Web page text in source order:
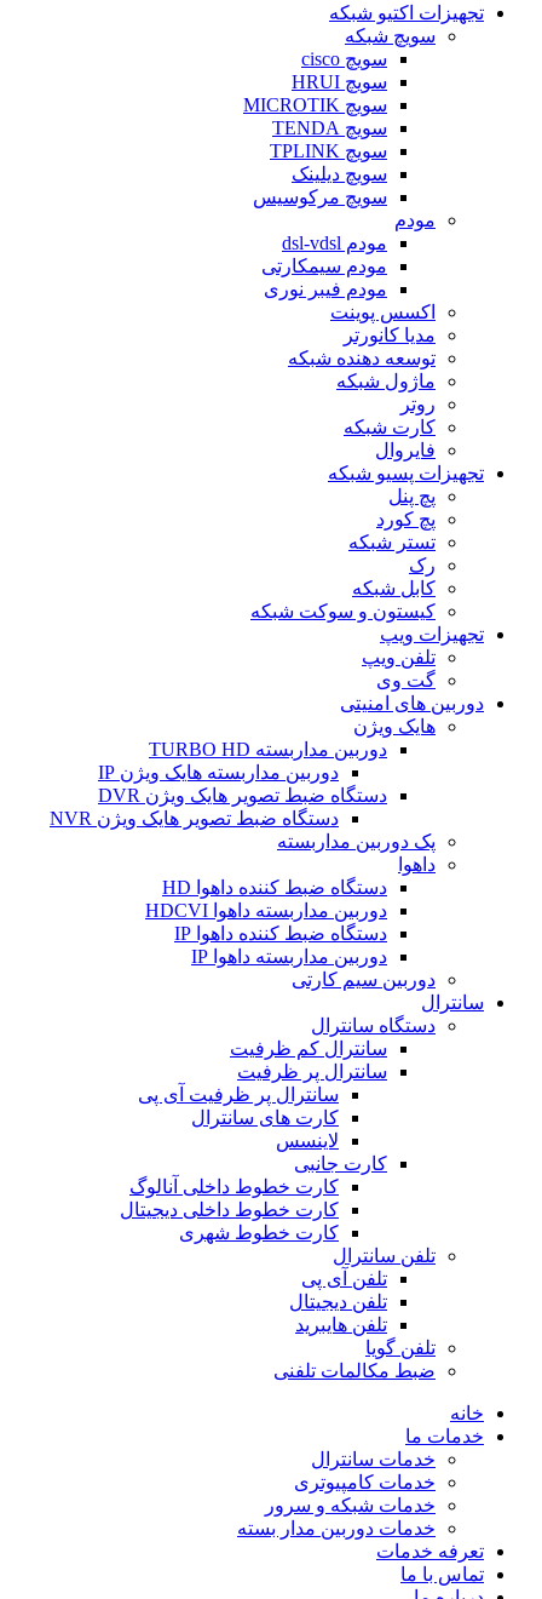
تجهیزات اکتیو شبکه
سویچ شبکه
سویچ cisco
سویچ HRUI
سویچ MICROTIK
سویچ TENDA
سویچ TPLINK
سویچ دیلینک
سویچ مرکوسیس
مودم
مودم dsl-vdsl
مودم سیمکارتی
مودم فیبر نوری
اکسس پوینت
مدیا کانورتر
توسعه دهنده شبکه
ماژول شبکه
روتر
کارت شبکه
فایروال
تجهیزات پسیو شبکه
پچ پنل
پچ کورد
تستر شبکه
رک
کابل شبکه
کیستون و سوکت شبکه
تجهیزات ویپ
تلفن ویپ
گت وی
دوربین های امنیتی
هایک ویژن
دوربین مداربسته TURBO HD
دوربین مداربسته هایک ویژن IP
دستگاه ضبط تصویر هایک ویژن DVR
دستگاه ضبط تصویر هایک ویژن NVR
پک دوربین مداربسته
داهوا
دستگاه ضبط کننده داهوا HD
دوربین مداربسته داهوا HDCVI
دستگاه ضبط کننده داهوا IP
دوربین مداربسته داهوا IP
دوربین سیم کارتی
سانترال
دستگاه سانترال
سانترال کم ظرفیت
سانترال پر ظرفیت
سانترال پر ظرفیت آی پی
کارت های سانترال
لاینسس
کارت جانبی
کارت خطوط داخلی آنالوگ
کارت خطوط داخلی دیجیتال
کارت خطوط شهری
تلفن سانترال
تلفن آی پی
تلفن دیجیتال
تلفن هایبرید
تلفن گویا
ضبط مکالمات تلفنی
خانه
خدمات ما
خدمات سانترال
خدمات کامپیوتری
خدمات شبکه و سرور
خدمات دوربین مدار بسته
تعرفه خدمات
تماس با ما